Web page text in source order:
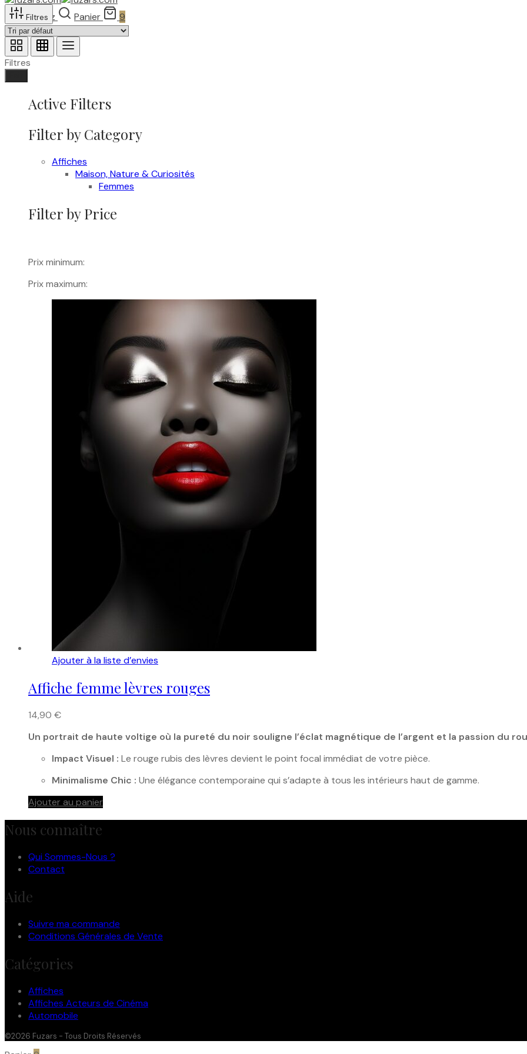
Recherchez Panier 9
Filtres
Filtres
Active Filters
Filter by Category
Affiches
Maison, Nature & Curiosités
Femmes
Filter by Price
Prix minimum:
Prix maximum:
Ajouter à la liste d’envies
Affiche femme lèvres rouges
14,90 €
Un portrait de haute voltige où la pureté du noir souligne l’éclat magnétique de l’argent et la passion du
Impact Visuel : Le rouge rubis des lèvres devient le point focal immédiat de votre pièce.
Minimalisme Chic : Une élégance contemporaine qui s’adapte à tous les intérieurs haut de gamme.
Ajouter au panier
Nous connaître
Qui Sommes-Nous ?
Contact
Aide
Suivre ma commande
Conditions Générales de Vente
Catégories
Affiches
Affiches Acteurs de Cinéma
Automobile
©2026 Fuzars - Tous Droits Réservés